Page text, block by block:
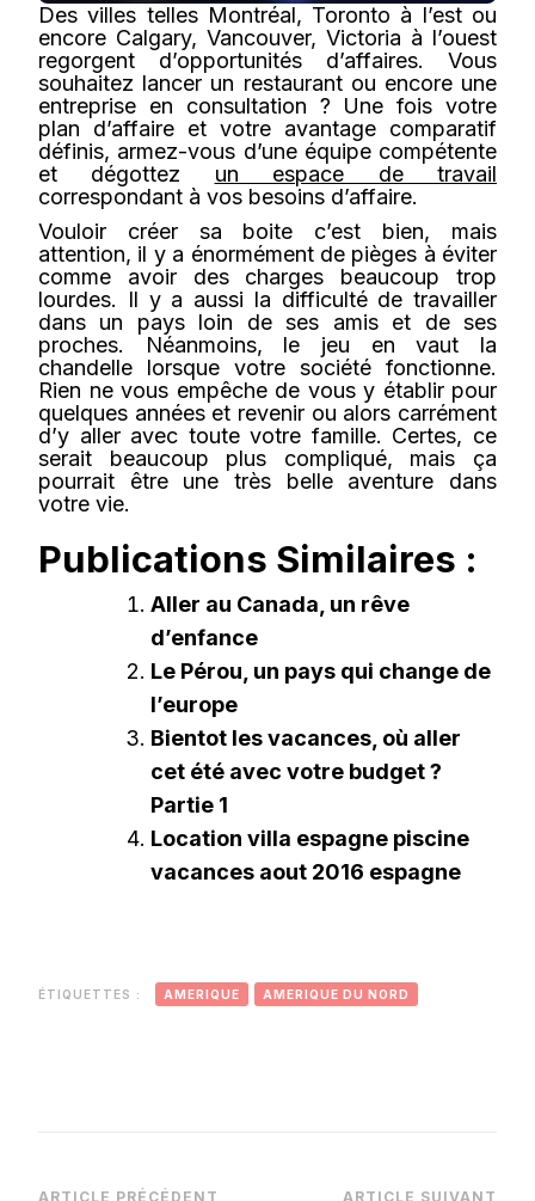
Des villes telles Montréal, Toronto à l’est ou
encore Calgary, Vancouver, Victoria à l’ouest
regorgent d’opportunités d’affaires. Vous
souhaitez lancer un restaurant ou encore une
entreprise en consultation ? Une fois votre
plan d’affaire et votre avantage comparatif
définis, armez-vous d’une équipe compétente
et dégottez un espace de travail
correspondant à vos besoins d’affaire.
Vouloir créer sa boite c’est bien, mais
attention, il y a énormément de pièges à éviter
comme avoir des charges beaucoup trop
lourdes. Il y a aussi la difficulté de travailler
dans un pays loin de ses amis et de ses
proches. Néanmoins, le jeu en vaut la
chandelle lorsque votre société fonctionne.
Rien ne vous empêche de vous y établir pour
quelques années et revenir ou alors carrément
d’y aller avec toute votre famille. Certes, ce
serait beaucoup plus compliqué, mais ça
pourrait être une très belle aventure dans
votre vie.
Publications Similaires :
Aller au Canada, un rêve
d’enfance
Le Pérou, un pays qui change de
l’europe
Bientot les vacances, où aller
cet été avec votre budget ?
Partie 1
Location villa espagne piscine
vacances aout 2016 espagne
ÉTIQUETTES : AMERIQUE AMERIQUE DU NORD
ARTICLE PRÉCÉDENT ARTICLE SUIVANT